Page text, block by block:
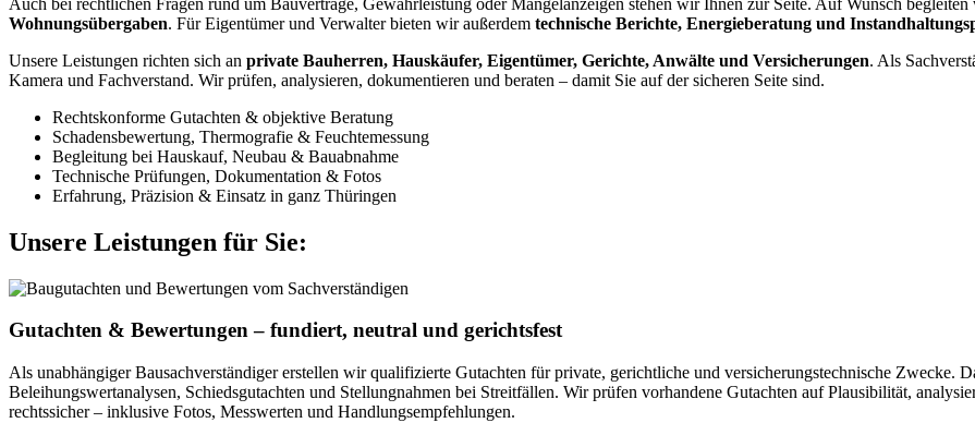
Wohnungsübergaben. Für Eigentümer und Verwalter bieten wir außerdem technische Berichte, Energieberatung und
Unsere Leistungen richten sich an private Bauherren, Hauskäufer, Eigentümer, Gerichte, Anwälte und Versicherungen. Als
Kamera und Fachverstand. Wir prüfen, analysieren, dokumentieren und beraten – damit Sie auf der sicheren Seite sind.
Rechtskonforme Gutachten & objektive Beratung
Schadensbewertung, Thermografie & Feuchtemessung
Begleitung bei Hauskauf, Neubau & Bauabnahme
Technische Prüfungen, Dokumentation & Fotos
Erfahrung, Präzision & Einsatz in ganz Thüringen
Unsere Leistungen für Sie:
Gutachten & Bewertungen – fundiert, neutral und gerichtsfest
Als unabhängiger Bausachverständiger erstellen wir qualifizierte Gutachten für private, gerichtliche und versicherungstechnische Zwecke.
Beleihungswertanalysen, Schiedsgutachten und Stellungnahmen bei Streitfällen. Wir prüfen vorhandene Gutachten auf Plausibilität,
rechtssicher – inklusive Fotos, Messwerten und Handlungsempfehlungen.